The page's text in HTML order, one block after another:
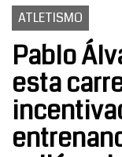
ATLETISMO
Pablo
esta